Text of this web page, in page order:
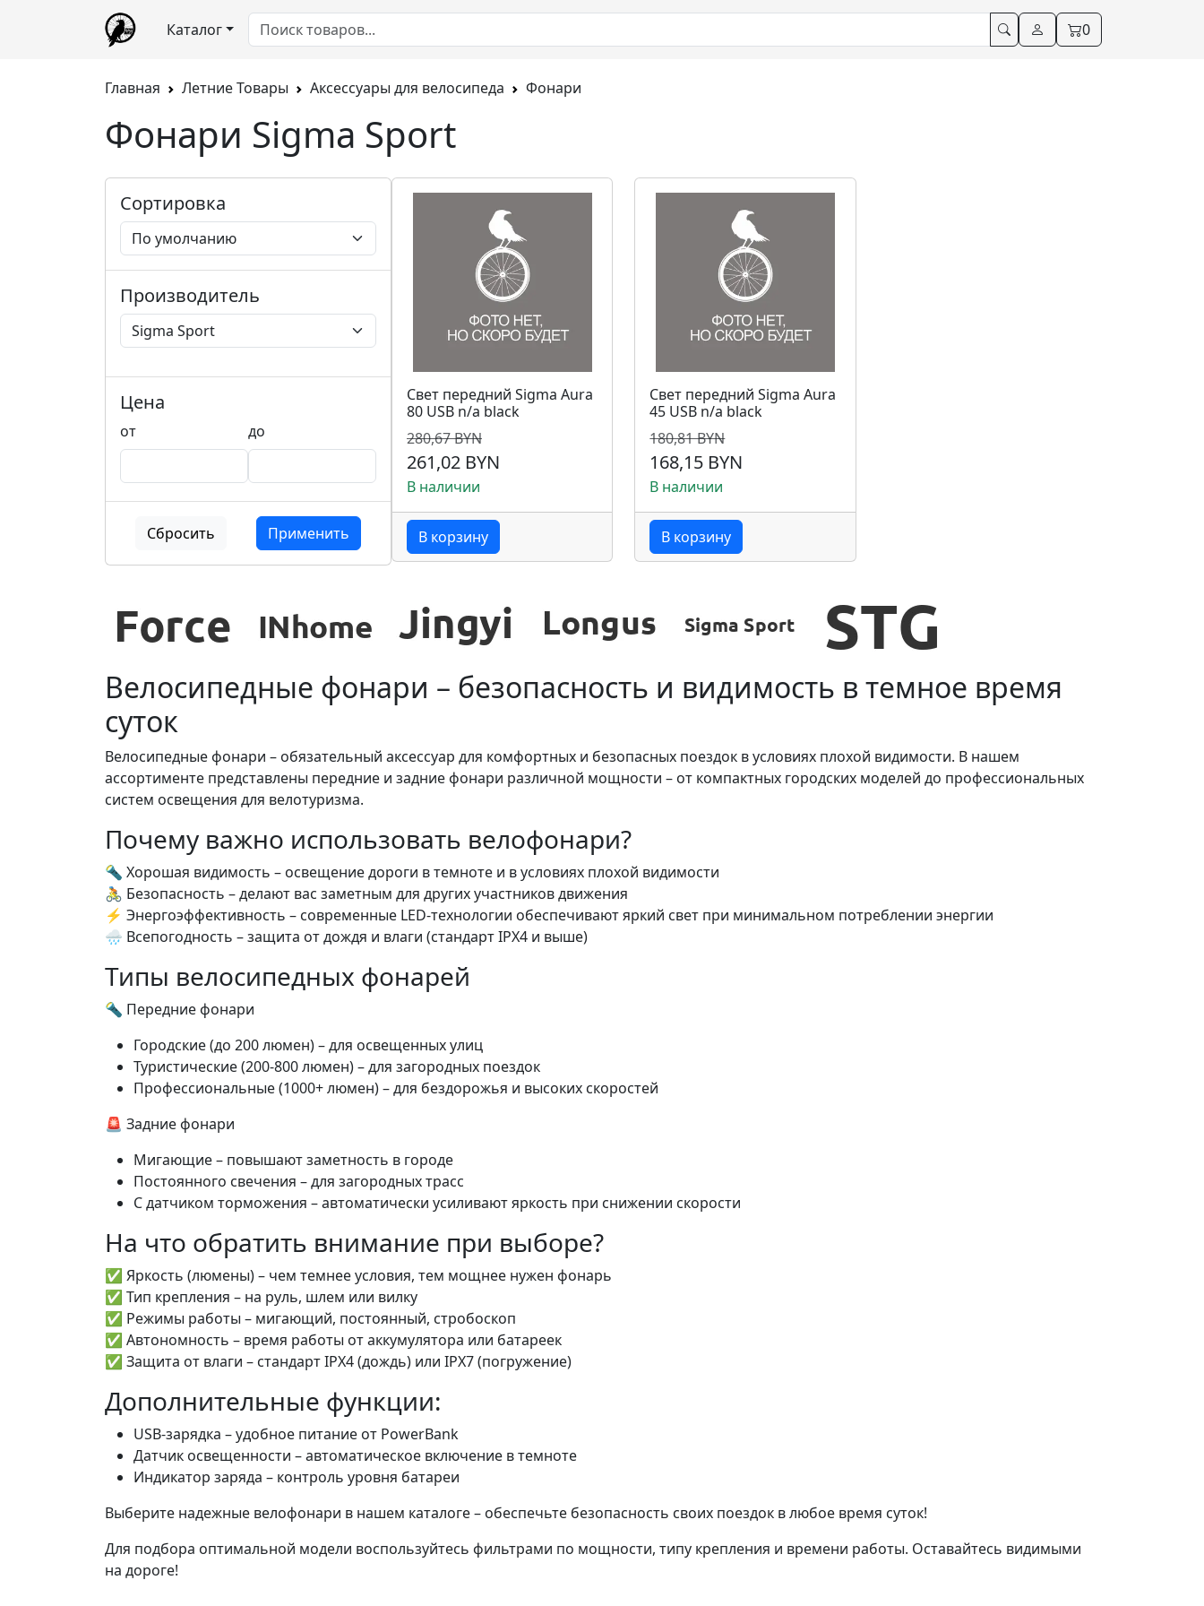
Каталог 0
Главная Летние Товары Аксессуары для велосипеда Фонари
Фонари Sigma Sport
Сортировка
Производитель
Цена
от до
Сбросить Применить
Свет передний Sigma Aura
80 USB n/a black
280,67 BYN
261,02 BYN
В наличии
В корзину
Свет передний Sigma Aura
45 USB n/a black
180,81 BYN
168,15 BYN
В наличии
В корзину
Велосипедные фонари – безопасность и видимость в темное время
суток
Велосипедные фонари – обязательный аксессуар для комфортных и безопасных поездок в условиях плохой видимости. В нашем
ассортименте представлены передние и задние фонари различной мощности – от компактных городских моделей до профессиональных
систем освещения для велотуризма.
Почему важно использовать велофонари?
🔦 Хорошая видимость – освещение дороги в темноте и в условиях плохой видимости
🚴 Безопасность – делают вас заметным для других участников движения
⚡ Энергоэффективность – современные LED-технологии обеспечивают яркий свет при минимальном потреблении энергии
🌧️ Всепогодность – защита от дождя и влаги (стандарт IPX4 и выше)
Типы велосипедных фонарей
🔦 Передние фонари
Городские (до 200 люмен) – для освещенных улиц
Туристические (200-800 люмен) – для загородных поездок
Профессиональные (1000+ люмен) – для бездорожья и высоких скоростей
🚨 Задние фонари
Мигающие – повышают заметность в городе
Постоянного свечения – для загородных трасс
С датчиком торможения – автоматически усиливают яркость при снижении скорости
На что обратить внимание при выборе?
✅ Яркость (люмены) – чем темнее условия, тем мощнее нужен фонарь
✅ Тип крепления – на руль, шлем или вилку
✅ Режимы работы – мигающий, постоянный, стробоскоп
✅ Автономность – время работы от аккумулятора или батареек
✅ Защита от влаги – стандарт IPX4 (дождь) или IPX7 (погружение)
Дополнительные функции:
USB-зарядка – удобное питание от PowerBank
Датчик освещенности – автоматическое включение в темноте
Индикатор заряда – контроль уровня батареи
Выберите надежные велофонари в нашем каталоге – обеспечьте безопасность своих поездок в любое время суток!
Для подбора оптимальной модели воспользуйтесь фильтрами по мощности, типу крепления и времени работы. Оставайтесь видимыми
на дороге!